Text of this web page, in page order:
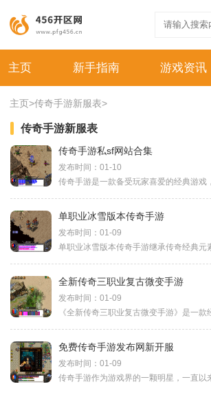
主页 新手指南 游戏资讯
主页>传奇手游新服表>
传奇手游新服表
传奇手游私sf网站合集
发布时间：01-10
单职业冰雪版本传奇手游
发布时间：01-09
全新传奇三职业复古微变手游
发布时间：01-09
免费传奇手游发布网新开服
发布时间：01-09